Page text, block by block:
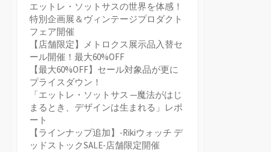
エットレ・ソットサスの世界を体感！
特別企画展＆ヴィンテージプロダクト
フェア開催
【店舗限定】メトロクス展示品入替セ
ール開催！最大60%OFF
【最大60%OFF】セール対象品が更に
プライスダウン！
「エットレ・ソットサス ─魔法がはじ
まるとき、デザインは生まれる」レポ
ート
【ラインナップ追加】-Rikiウォッチ デ
ッドストックSALE-店舗限定開催